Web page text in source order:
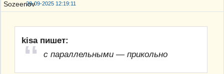
28-09-2025 12:19:11
kisa пишет:
с параллельными — прикольно